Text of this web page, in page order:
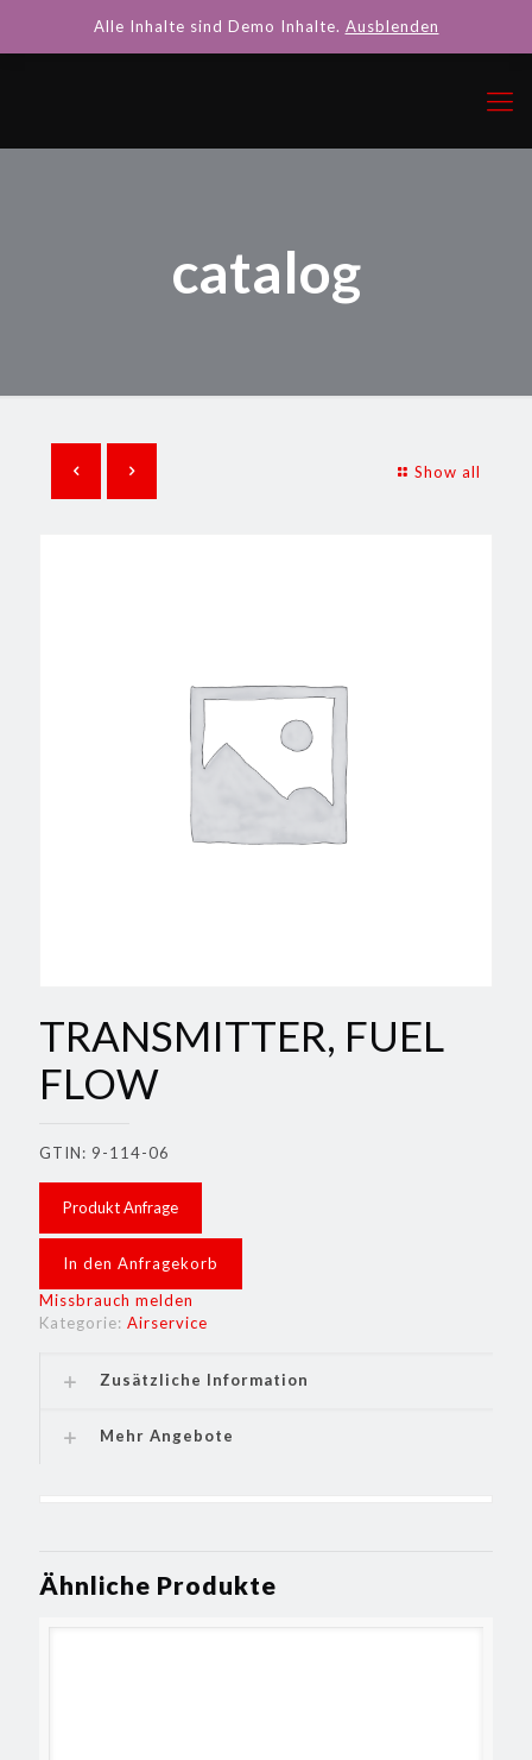
catalog
Show all
TRANSMITTER, FUEL
FLOW
GTIN: 9-114-06
Produkt Anfrage
In den Anfragekorb
Missbrauch melden
Kategorie: Airservice
Zusätzliche Information
Mehr Angebote
Ähnliche Produkte
Alle Inhalte sind Demo Inhalte. Ausblenden